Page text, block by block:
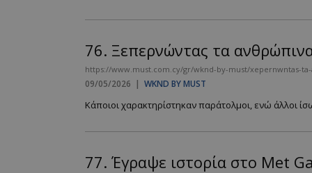
76. Ξεπερνώντας τα
https://www.must.com.cy/gr/wknd-by-must/xepernwntas-
09/05/2026 | WKND BY MUST
Κάποιοι χαρακτηρίστηκαν παράτολμοι, ενώ άλλοι
77. Έγραψε ιστορία στο Met
LangCookie
_scc_session